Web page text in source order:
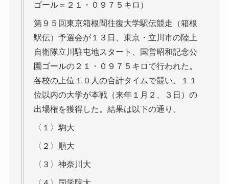
ゴール＝２１・０９７５キロ）
第９５回東京箱根間往復大学駅伝競走（箱根
駅伝）予選会が１３日、東京・立川市の陸上
自衛隊立川駐屯地スタート、国営昭和記念公
園ゴールの２１・０９７５キロで行われた。
各校の上位１０人の合計タイムで競い、１１
位以内の大学が本戦（来年１月２、３日）の
出場権を獲得した。結果は以下の通り。
〈１〉駒大
〈２〉順大
〈３〉神奈川大